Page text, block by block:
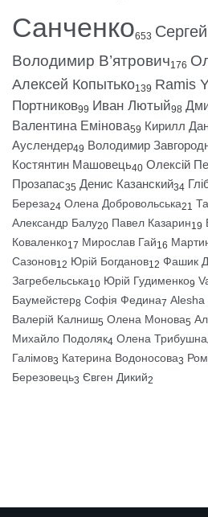
Санченко653
Володимир В’ятрович176
Алексей Копытько139 Ramis
Портников99 Иван Лютый98
Валентина Емінова59 Кирилл
Ауслендер49 Володимир
Костянтин Машовець40 Олексій
Прозапас35 Денис Казанский34
Береза24 Олена Добровольська21
Александр Балу20 Павел Казарин19
Коваленко17 Мирослав Гай16
Сазонов12 Юрій Богданов12 Фашик
Загребельська10 Юрій Гудименко9
Баумейстер8 Софія Федина7 Alesha
Валерій Калниш5 Олена Монова5
Михайло Подоляк4 Олена Трибушна
Галімов3 Катерина Водоносова3
Березовець3 Євген Дикий2